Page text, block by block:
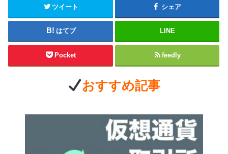
ツイート シェア
はてブ LINE
Pocket feedly
おすすめ記事